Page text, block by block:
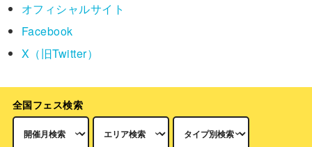
オフィシャルサイト
Facebook
X（旧Twitter）
全国フェス検索